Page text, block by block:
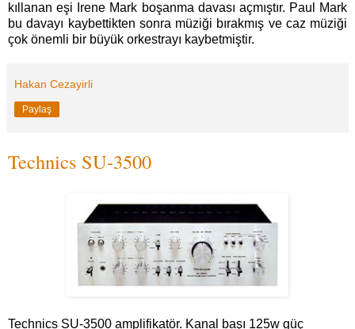
kıllanan eşi Irene Mark boşanma davası açmıştır. Paul Mark
bu davayı kaybettikten sonra müziği bırakmış ve caz müziği
çok önemli bir büyük orkestrayı kaybetmiştir.
Hakan Cezayirli
Paylaş
Technics SU-3500
Technics SU-3500 amplifikatör. Kanal başı 125w güç